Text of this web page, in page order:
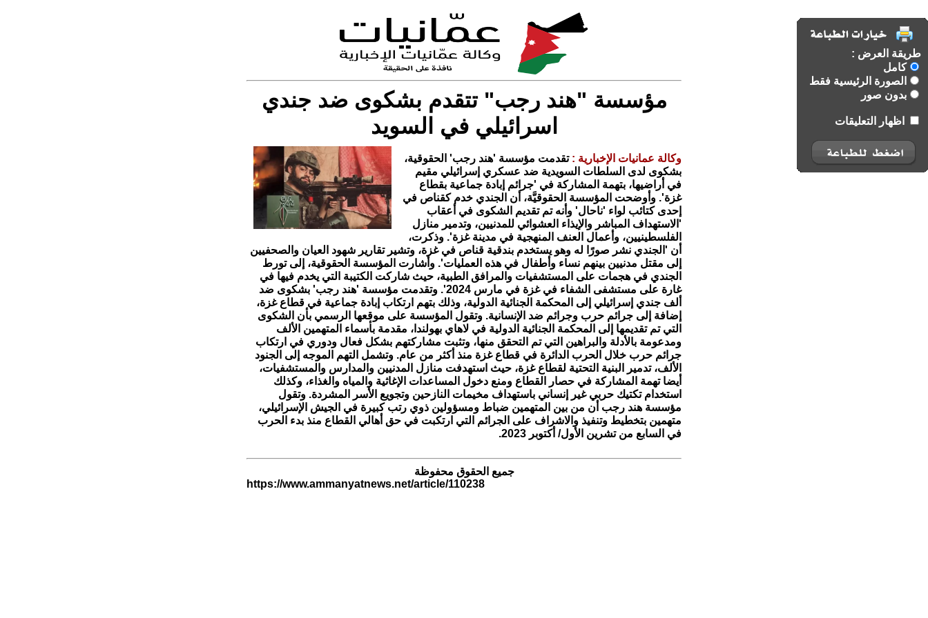
طريقة العرض :
كامل
الصورة الرئيسية فقط
بدون صور
اظهار التعليقات
مؤسسة "هند رجب" تتقدم بشكوى ضد جندي
اسرائيلي في السويد
وكالة عمانيات الإخبارية :تقدمت مؤسسة 'هند رجب' الحقوقية،
بشكوى لدى السلطات السويدية ضد عسكري إسرائيلي مقيم
في أراضيها، بتهمة المشاركة في 'جرائم إبادة جماعية بقطاع
غزة'. وأوضحت المؤسسة الحقوقيَّة، أن الجندي خدم كقناص في
إحدى كتائب لواء 'ناحال' وأنه تم تقديم الشكوى في أعقاب
'الاستهداف المباشر والإيذاء العشوائي للمدنيين، وتدمير منازل
الفلسطينيين، وأعمال العنف المنهجية في مدينة غزة'. وذكرت،
أن 'الجندي نشر صورًا له وهو يستخدم بندقية قناص في غزة، وتشير تقارير شهود العيان والصحفيين
إلى مقتل مدنيين بينهم نساء وأطفال في هذه العمليات'. وأشارت المؤسسة الحقوقية، إلى تورط
الجندي في هجمات على المستشفيات والمرافق الطبية، حيث شاركت الكتيبة التي يخدم فيها في
غارة على مستشفى الشفاء في غزة في مارس 2024'. وتقدمت مؤسسة 'هند رجب' بشكوى ضد
ألف جندي إسرائيلي إلى المحكمة الجنائية الدولية، وذلك بتهم ارتكاب إبادة جماعية في قطاع غزة،
إضافة إلى جرائم حرب وجرائم ضد الإنسانية. وتقول المؤسسة على موقعها الرسمي بأن الشكوى
التي تم تقديمها إلى المحكمة الجنائية الدولية في لاهاي بهولندا، مقدمة بأسماء المتهمين الألف
ومدعومة بالأدلة والبراهين التي تم التحقق منها، وتثبت مشاركتهم بشكل فعال ودوري في ارتكاب
جرائم حرب خلال الحرب الدائرة في قطاع غزة منذ أكثر من عام. وتشمل التهم الموجه إلى الجنود
الألف، تدمير البنية التحتية لقطاع غزة، حيث استهدفت منازل المدنيين والمدارس والمستشفيات،
أيضا تهمة المشاركة في حصار القطاع ومنع دخول المساعدات الإغاثية والمياه والغذاء، وكذلك
استخدام تكتيك حربي غير إنساني باستهداف مخيمات النازحين وتجويع الأسر المشردة. وتقول
مؤسسة هند رجب أن من بين المتهمين ضباط ومسؤولين ذوي رتب كبيرة في الجيش الإسرائيلي،
متهمين بتخطيط وتنفيذ والاشراف على الجرائم التي ارتكبت في حق أهالي القطاع منذ بدء الحرب
في السابع من تشرين الأول/ أكتوبر 2023.
جميع الحقوق محفوظة
https://www.ammanyatnews.net/article/110238